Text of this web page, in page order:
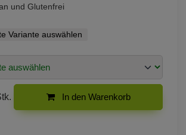
und Glutenfrei
Variante auswählen
In den Warenkorb